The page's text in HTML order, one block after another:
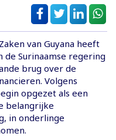
van Guyana heeft
Surinaamse regering
brug over de
Volgens
opgezet als een
belangrijke
in onderlinge